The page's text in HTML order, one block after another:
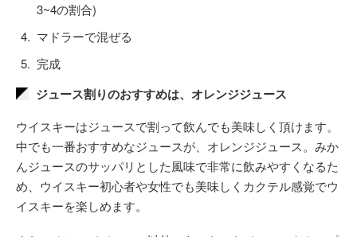
3~4の割合)
マドラーで混ぜる
完成
ジュース割りのおすすめは、オレンジジュース
ウイスキーはジュースで割って飲んでも美味しく頂けます。
中でも一番おすすめなジュースが、オレンジジュース。みか
んジュースのサッパリとした風味で非常に飲みやすくなるた
め、ウイスキー初心者や女性でも美味しくカクテル感覚でウ
イスキーを楽しめます。